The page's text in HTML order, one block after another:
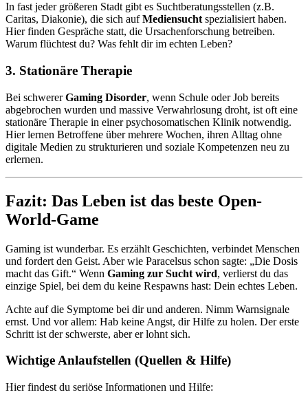
In fast jeder größeren Stadt gibt es Suchtberatungsstellen (z.B.
Caritas, Diakonie), die sich aufMediensuchtspezialisiert haben.
Hier finden Gespräche statt, die Ursachenforschung betreiben.
Warum flüchtest du? Was fehlt dir im echten Leben?
3. Stationäre Therapie
Bei schwererGaming Disorder, wenn Schule oder Job bereits
abgebrochen wurden und massive Verwahrlosung droht, ist oft eine
stationäre Therapie in einer psychosomatischen Klinik notwendig.
Hier lernen Betroffene über mehrere Wochen, ihren Alltag ohne
digitale Medien zu strukturieren und soziale Kompetenzen neu zu
erlernen.
Fazit: Das Leben ist das beste Open-
World-Game
Gaming ist wunderbar. Es erzählt Geschichten, verbindet Menschen
und fordert den Geist. Aber wie Paracelsus schon sagte: „Die Dosis
macht das Gift.“ Wenn Gaming zur Sucht wird, verlierst du das
einzige Spiel, bei dem du keine Respawns hast: Dein echtes Leben.
Achte auf die Symptome bei dir und anderen. Nimm Warnsignale
ernst. Und vor allem: Hab keine Angst, dir Hilfe zu holen. Der erste
Schritt ist der schwerste, aber er lohnt sich.
Wichtige Anlaufstellen (Quellen & Hilfe)
Hier findest du seriöse Informationen und Hilfe: